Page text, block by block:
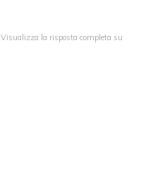
Visualizza la risposta completa su